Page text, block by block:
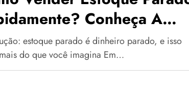
Conheça A
Estoque Final
estoque parado é dinheiro parado, e isso
do que você imagina Em…